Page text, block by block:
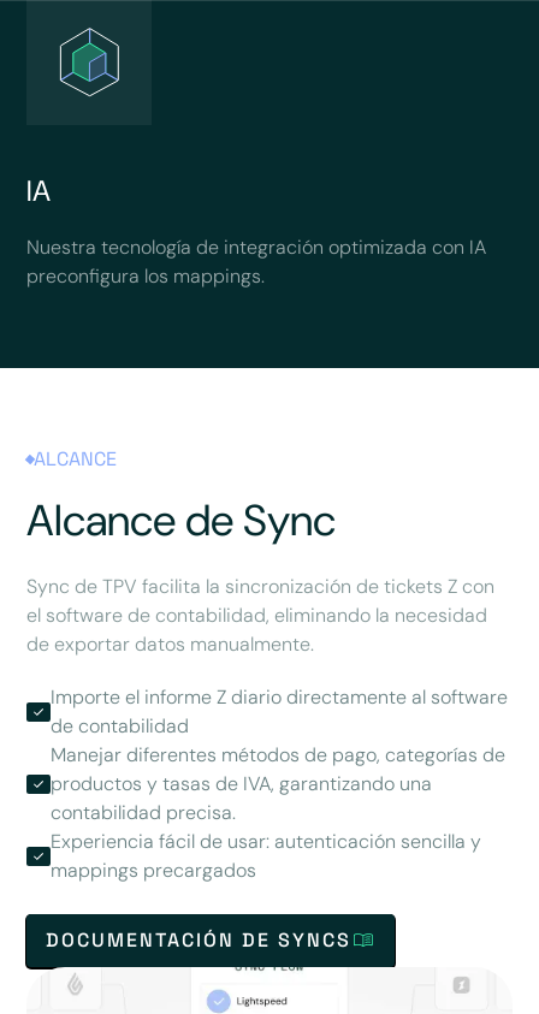
IA
Nuestra tecnología de integración optimizada con IA
preconfigura los mappings.
ALCANCE
Alcance de Sync
Sync de TPV facilita la sincronización de tickets Z con
el software de contabilidad, eliminando la necesidad
de exportar datos manualmente.
Importe el informe Z diario directamente al software
de contabilidad
Manejar diferentes métodos de pago, categorías de
productos y tasas de IVA, garantizando una
contabilidad precisa.
Experiencia fácil de usar: autenticación sencilla y
mappings precargados
DOCUMENTACIÓN DE SYNCS